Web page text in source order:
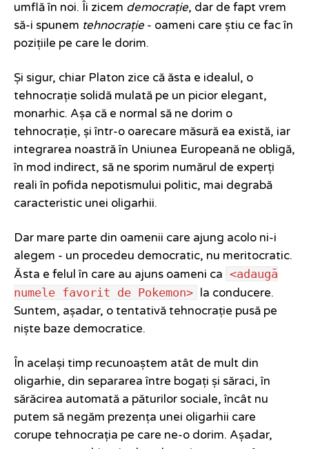
umflă în noi. Îi zicem democrație, dar de fapt vrem
să-i spunem tehnocrație - oameni care știu ce fac în
pozițiile pe care le dorim.
Și sigur, chiar Platon zice că ăsta e idealul, o
tehnocrație solidă mulată pe un picior elegant,
monarhic. Așa că e normal să ne dorim o
tehnocrație, și într-o oarecare măsură ea există, iar
integrarea noastră în Uniunea Europeană ne obligă,
în mod indirect, să ne sporim numărul de experți
reali în pofida nepotismului politic, mai degrabă
caracteristic unei oligarhii.
Dar mare parte din oamenii care ajung acolo ni-i
alegem - un procedeu democratic, nu meritocratic.
Ăsta e felul în care au ajuns oameni ca <adaugă
numele favorit de Pokemon> la conducere.
Suntem, așadar, o tentativă tehnocrație pusă pe
niște baze democratice.
În același timp recunoaștem atât de mult din
oligarhie, din separarea între bogați și săraci, în
sărăcirea automată a păturilor sociale, încât nu
putem să negăm prezența unei oligarhii care
corupe tehnocrația pe care ne-o dorim. Așadar,